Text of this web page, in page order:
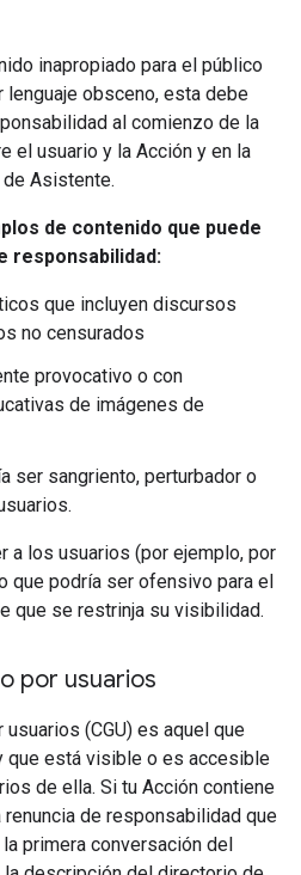
inapropiado para el público
obsceno, esta debe
al comienzo de la
el usuario y la Acción y en la
Asistente.
de contenido que puede
responsabilidad:
que incluyen discursos
no censurados
provocativo o con
de imágenes de
ser sangriento, perturbador o
a los usuarios (por ejemplo, por
que podría ser ofensivo para el
que se restrinja su visibilidad.
por usuarios
(CGU) es aquel que
que está visible o es accesible
de ella. Si tu Acción contiene
renuncia de responsabilidad que
primera conversación del